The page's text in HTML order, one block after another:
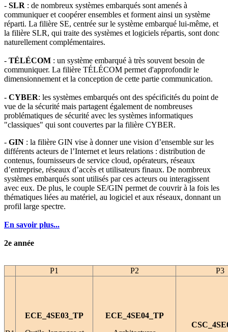
- SLR : de nombreux systèmes embarqués sont amenés à
communiquer et coopérer ensembles et forment ainsi un système
réparti. La filière SE, centrée sur le système embarqué lui-même, et
la filière SLR, qui traite des systèmes et logiciels répartis, sont donc
naturellement complémentaires.
- TÉLÉCOM : un système embarqué à très souvent besoin de
communiquer. La filière TÉLÉCOM permet d'approfondir le
dimensionnement et la conception de cette partie communication.
- CYBER: les systèmes embarqués ont des spécificités du point de
vue de la sécurité mais partagent également de nombreuses
problématiques de sécurité avec les systèmes informatiques
"classiques" qui sont couvertes par la filière CYBER.
- GIN : la filière GIN vise à donner une vision d’ensemble sur les
différents acteurs de l’Internet et leurs relations : distribution de
contenus, fournisseurs de service cloud, opérateurs, réseaux
d’entreprise, réseaux d’accès et utilisateurs finaux. De nombreux
systèmes embarqués sont utilisés par ces acteurs ou interagissent
avec eux. De plus, le couple SE/GIN permet de couvrir à la fois les
thématiques liées au matériel, au logiciel et aux réseaux, donnant un
profil large spectre.
En savoir plus...
2e année
P1 P2 P3
ECE_4SE03_TP
ECE_4SE04_TP